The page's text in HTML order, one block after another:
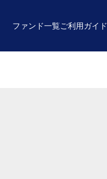
ファンド一覧ご利用ガイド